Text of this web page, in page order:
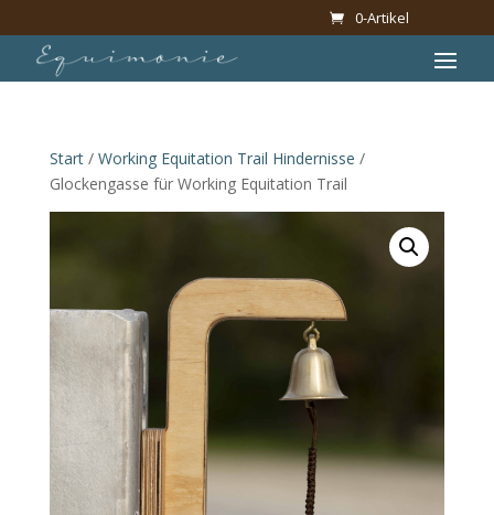
0-Artikel
Start/ Working Equitation Trail Hindernisse /
Glockengasse für Working Equitation Trail